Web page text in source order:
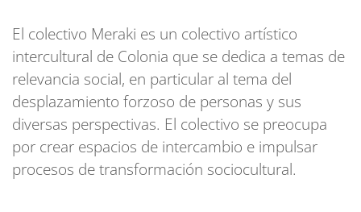
El colectivo Meraki es un colectivo artístico
intercultural de Colonia que se dedica a temas de
relevancia social, en particular al tema del
desplazamiento forzoso de personas y sus
diversas perspectivas. El colectivo se preocupa
por crear espacios de intercambio e impulsar
procesos de transformación sociocultural.